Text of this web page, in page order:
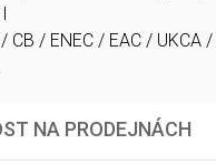
CB / ENEC / EAC / UKCA /
NA PRODEJNÁCH